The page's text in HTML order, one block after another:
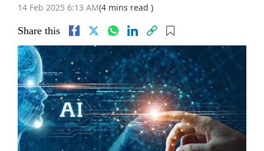
14 Feb 2025 6:13 AM(4 mins read )
Share this